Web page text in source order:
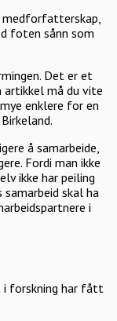
medforfatterskap,
foten sånn som
Det er et
artikkel må du vite
enklere for en
å samarbeide,
Fordi man ikke
ikke har peiling
skal ha
i
i forskning har fått